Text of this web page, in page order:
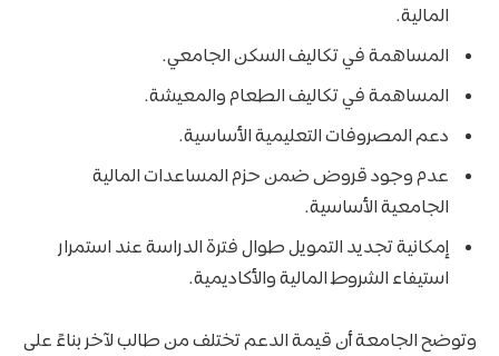
المالية.
المساهمة في تكاليف السكن الجامعي.
المساهمة في تكاليف الطعام والمعيشة.
دعم المصروفات التعليمية الأساسية.
عدم وجود قروض ضمن حزم المساعدات المالية
الجامعية الأساسية.
إمكانية تجديد التمويل طوال فترة الدراسة عند استمرار
استيفاء الشروط المالية والأكاديمية.
وتوضح الجامعة أن قيمة الدعم تختلف من طالب لآخر بناءً على